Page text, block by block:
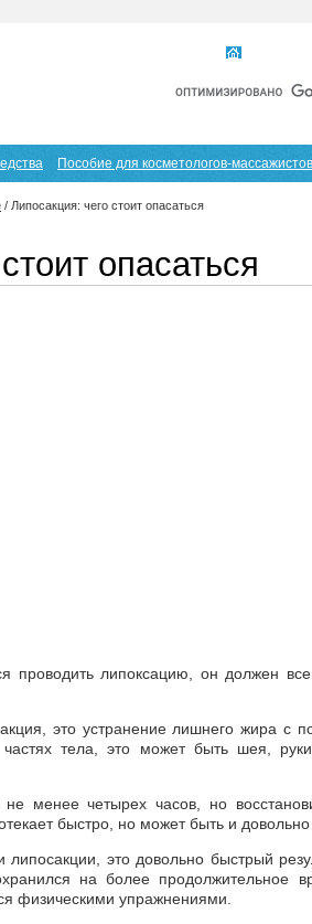
Пособие для косметологов-массажистов
/ Липосакция: чего стоит опасаться
опасаться
проводить липоксацию, он должен
это устранение лишнего жира с
тела, это может быть шея,
менее четырех часов, но
быстро, но может быть и
это довольно быстрый
на более продолжительное
физическими упражнениями.